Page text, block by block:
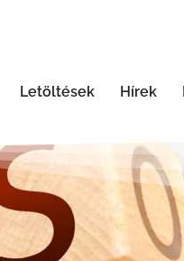
Letöltések Hírek